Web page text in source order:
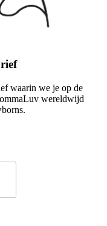
waarin we je op de
wereldwijd